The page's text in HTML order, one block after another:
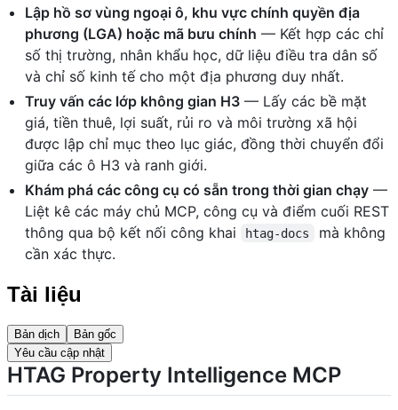
Lập hồ sơ vùng ngoại ô, khu vực chính quyền địa
phương (LGA) hoặc mã bưu chính — Kết hợp các chỉ
số thị trường, nhân khẩu học, dữ liệu điều tra dân số
và chỉ số kinh tế cho một địa phương duy nhất.
Truy vấn các lớp không gian H3 — Lấy các bề mặt
giá, tiền thuê, lợi suất, rủi ro và môi trường xã hội
được lập chỉ mục theo lục giác, đồng thời chuyển đổi
giữa các ô H3 và ranh giới.
Khám phá các công cụ có sẵn trong thời gian chạy —
Liệt kê các máy chủ MCP, công cụ và điểm cuối REST
thông qua bộ kết nối công khai
htag-docs
mà không
cần xác thực.
Tài liệu
Bản dịch
Bản gốc
Yêu cầu cập nhật
HTAG Property Intelligence MCP